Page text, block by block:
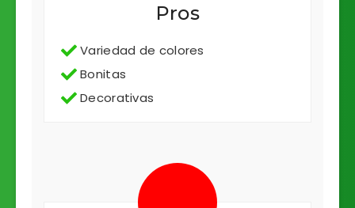
Pros
Variedad de colores
Bonitas
Decorativas